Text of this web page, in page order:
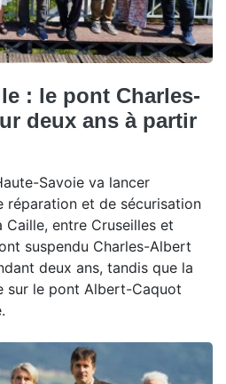
: le pont Charles-
deux ans à partir
Savoie va lancer
réparation et de sécurisation
entre Cruseilles et
suspendu Charles-Albert
deux ans, tandis que la
sur le pont Albert-Caquot